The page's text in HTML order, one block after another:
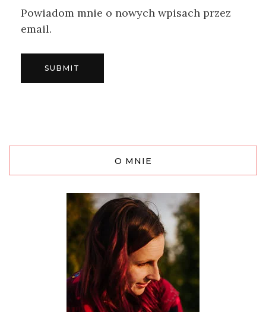
Powiadom mnie o nowych wpisach przez
email.
O MNIE